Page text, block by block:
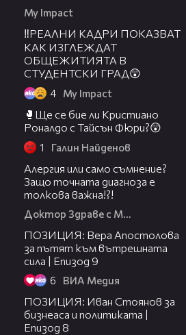
My Impact
‼РЕАЛНИ КАДРИ ПОКАЗВАТ
КАК ИЗГЛЕЖДАТ
ОБЩЕЖИТИЯТА В
СТУДЕНТСКИ ГРАД😲
4 My Impact
🥊Ще се бие ли Кристиано
Роналдо с Тайсън Фюри?😲
1 Галин Найденов
Алергия или само съмнение?
Защо точната диагноза е
толкова важна!?!
Доктор Здраве с Мария
ПОЗИЦИЯ: Вера Апостолова
за пътят към вътрешната
сила | Епизод 9
6 ВИА Медия
ПОЗИЦИЯ: Иван Стоянов за
бизнеаса и политиката |
Епизод 8